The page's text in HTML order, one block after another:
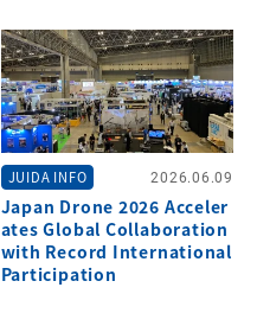
JUIDA INFO 2026.06.09
Japan Drone 2026 Acceler
ates Global Collaboration
with Record International
Participation